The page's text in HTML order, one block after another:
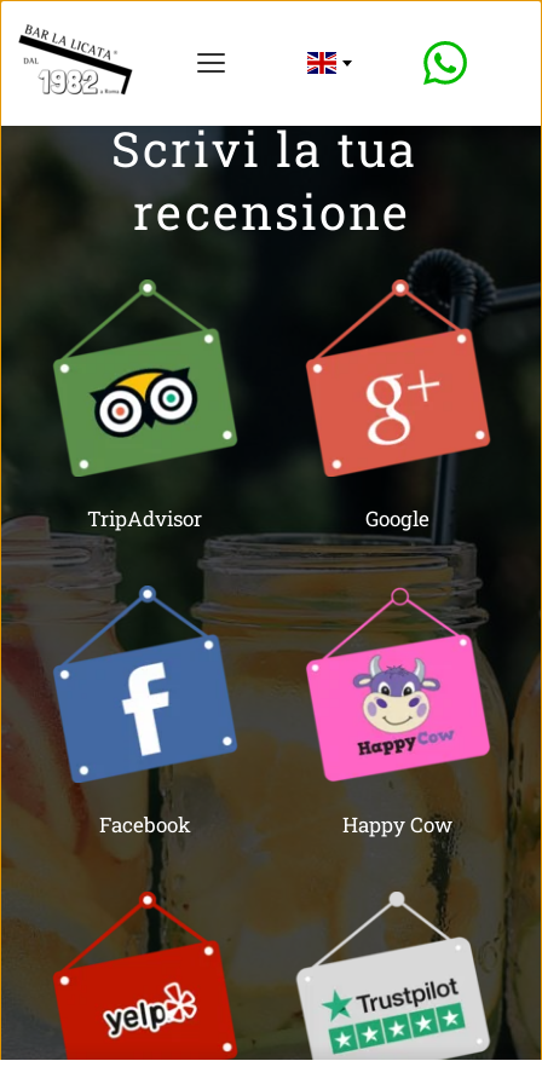
Scrivi la tua
recensione
TripAdvisor Google
Facebook Happy Cow